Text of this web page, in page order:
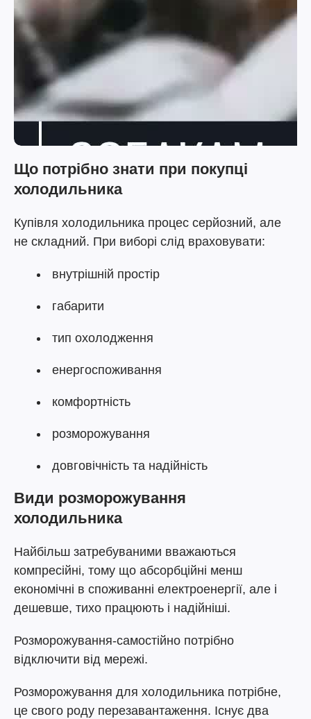
Що потрібно знати при покупці
холодильника
Купівля холодильника процес серйозний, але
не складний. При виборі слід враховувати:
внутрішній простір
габарити
тип охолодження
енергоспоживання
комфортність
розморожування
довговічність та надійність
Види розморожування
холодильника
Найбільш затребуваними вважаються
компресійні, тому що абсорбційні менш
економічні в споживанні електроенергії, але і
дешевше, тихо працюють і надійніші.
Розморожування-самостійно потрібно
відключити від мережі.
Розморожування для холодильника потрібне,
це свого роду перезавантаження. Існує два